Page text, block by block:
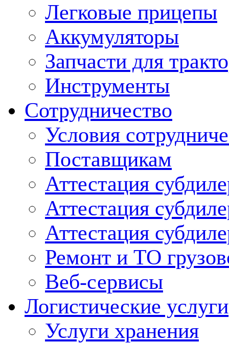
Легковые прицепы
Аккумуляторы
Запчасти для
Инструменты
Сотрудничество
Условия
Поставщикам
Аттестация
Аттестация
Аттестация
Ремонт и ТО
Веб-сервисы
Логистические услуги
Услуги хранения